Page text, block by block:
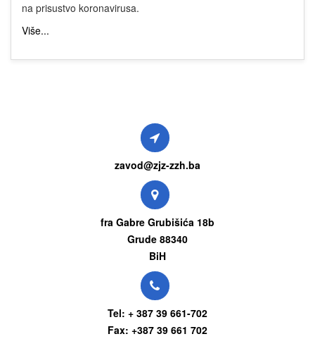
na prisustvo koronavirusa.
Više...
zavod@zjz-zzh.ba
fra Gabre Grubišića 18b
Grude 88340
BiH
Tel: + 387 39 661-702
Fax: +387 39 661 702